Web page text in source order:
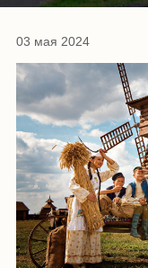
03 мая 2024